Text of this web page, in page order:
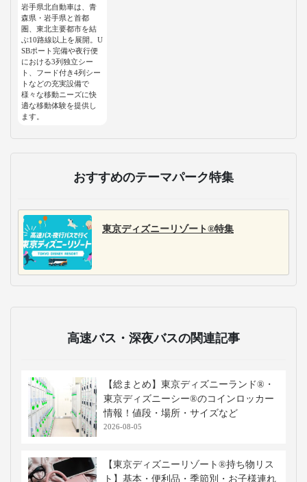
岩手県北自動車は、青
森県・岩手県と首都
圏、東北主要都市を結
ぶ10路線以上を展開。U
SBポート完備や夜行便
における3列独立シー
ト、フード付き4列シー
トなどの充実設備で
様々な移動ニーズに快
適な移動体験を提供し
ます。
おすすめのテーマパーク特集
東京ディズニーリゾート®特集
高速バス・深夜バスの関連記事
【総まとめ】東京ディズニーランド®・
東京ディズニーシー®のコインロッカー
情報！値段・場所・サイズなど
2026-08-05
【東京ディズニーリゾート®持ち物リス
ト】基本・便利品・季節別・お子様連れ